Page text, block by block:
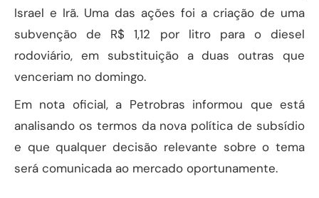
Israel e Irã. Uma das ações foi a criação de uma
subvenção de R$ 1,12 por litro para o diesel
rodoviário, em substituição a duas outras que
venceriam no domingo.
Em nota oficial, a Petrobras informou que está
analisando os termos da nova política de subsídio
e que qualquer decisão relevante sobre o tema
será comunicada ao mercado oportunamente.